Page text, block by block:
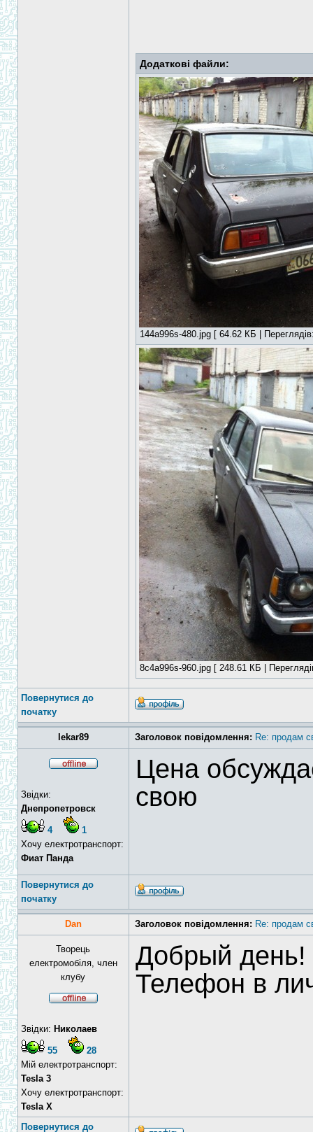
Додаткові файли:
144a996s-480.jpg [ 64.62 КБ |
8c4a996s-960.jpg [ 248.61 КБ |
Повернутися до
початку
lekar89 Заголовок повідомлення: Re: продам
Звідки:
Днепропетровск
4
1
Хочу електротранспорт:
Фиат Панда
Цена
свою
Повернутися до
початку
Dan Заголовок повідомлення: Re: продам
Творець
електромобіля, член
клубу
Звідки: Николаев
55
28
Мій електротранспорт:
Tesla 3
Хочу електротранспорт:
Tesla X
Добрый день!
Телефон в
Повернутися до